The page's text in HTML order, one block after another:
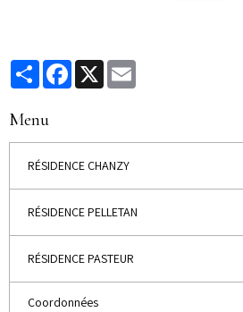
PartagerFacebook
X
Menu
RÉSIDENCE CHANZY
RÉSIDENCE PELLETAN
RÉSIDENCE PASTEUR
Coordonnées